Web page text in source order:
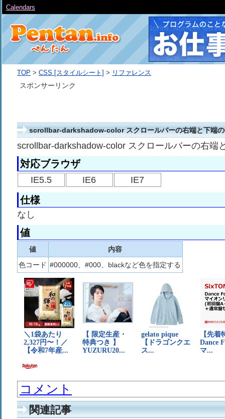
TOP > CSS [スタイルシート] > リファレンス
scrollbar-darkshadow-color スクロールバーの右端と下端の
scrollbar-darkshadow-color スクロールバーの右端
対応ブラウザ
IE5.5 IE6 IE7
仕様
なし
値
値
内容
色コード #000000、#000、blackなど色を指定する
コメント
関連記事
スポンサーリンク
Calendars